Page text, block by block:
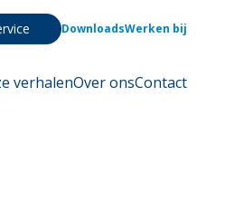
DownloadsWerken bij
verhalenOver onsContact